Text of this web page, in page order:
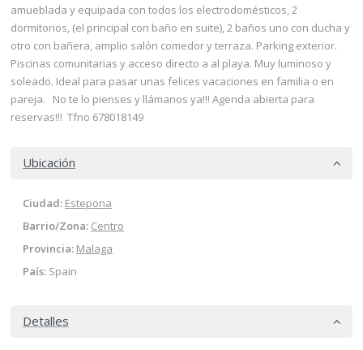
amueblada y equipada con todos los electrodomésticos, 2
dormitorios, (el principal con baño en suite), 2 baños uno con ducha y
otro con bañera, amplio salón comedor y terraza. Parking exterior.
Piscinas comunitarias y acceso directo a al playa. Muy luminoso y
soleado. Ideal para pasar unas felices vacaciones en familia o en
pareja. No te lo pienses y llámanos ya!!! Agenda abierta para
reservas!!! Tfno 678018149
Ubicación
Ciudad: Estepona
Barrio/Zona: Centro
Provincia: Malaga
País: Spain
Detalles